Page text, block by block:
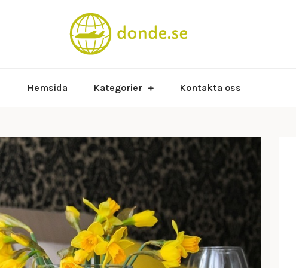
Hemsida Kategorier Kontakta oss